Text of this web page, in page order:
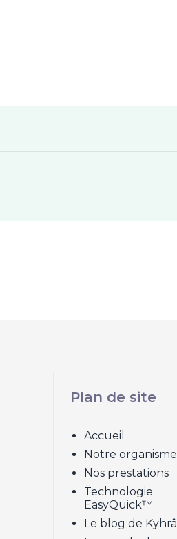
Plan de site
Accueil
Notre organisme
Nos prestations
Technologie
EasyQuick™
Le blog de Kyhrâ